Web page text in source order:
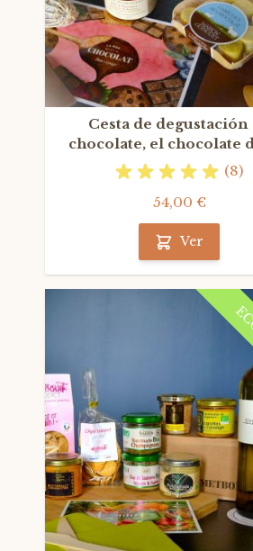
Cesta de degustación
chocolate, el chocolate
mejores artesanos
(8)
54,00 €
Ver